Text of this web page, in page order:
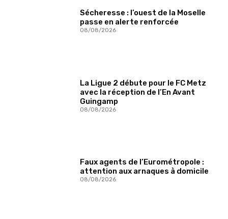
Sécheresse : l’ouest de la Moselle
passe en alerte renforcée
08/08/2026
La Ligue 2 débute pour le FC Metz
avec la réception de l’En Avant
Guingamp
08/08/2026
Faux agents de l’Eurométropole :
attention aux arnaques à domicile
08/08/2026